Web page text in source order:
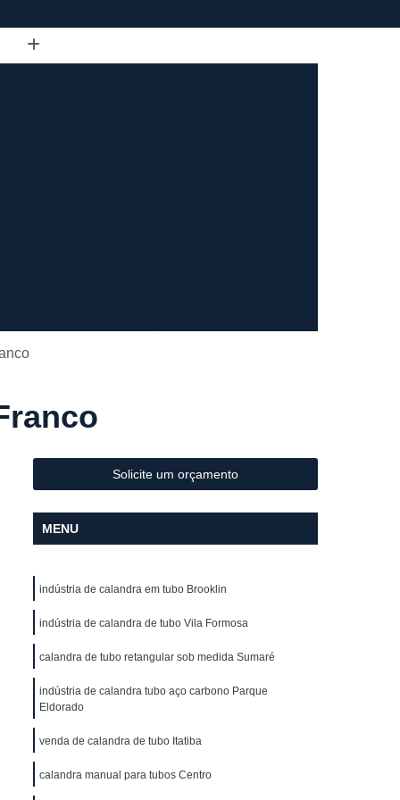
Inox
Conformação de Tubo de Metal
Conformação para Tubo
de Metal
Conformação
Galvanizado de Escada
Escada
Corrimão em Aço Galvanizado
Galvanizado para Escada
Corrimão Galvanizado Aço
Corrimão Galvanizado de Aço
em Aço
Corrimão de Ferro
Escada
Corrimão em Ferro
Solicite um orçamento
MENU
indústria de calandra em tubo Brooklin
indústria de calandra de tubo Vila Formosa
calandra de tubo retangular sob medida Sumaré
indústria de calandra tubo aço carbono Parque
Eldorado
venda de calandra de tubo Itatiba
calandra manual para tubos Centro